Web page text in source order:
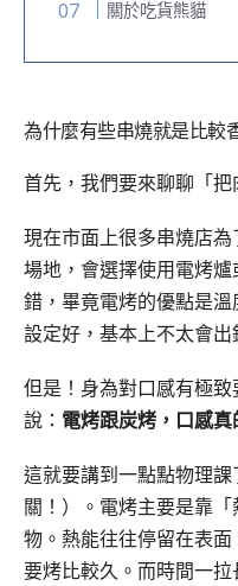
關於吃貨熊貓
為什麼有些串燒就是比較
首先，我們要來聊聊「把
現在市面上很多串燒店
場地，會選擇使用電烤
錯，畢竟電烤的優點是
設定好，基本上不太會出
但是！身為對口感有極
說： 電烤跟炭烤，口感真
這就要講到一點點物理
關！）。電烤主要是靠
物。熱能往往停留在表
要烤比較久。而時間一拉